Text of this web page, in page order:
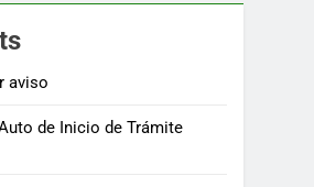
aviso
de Inicio de Trámite